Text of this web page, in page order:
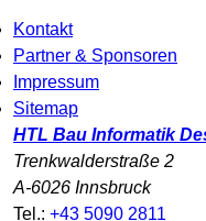
Kontakt
Partner & Sponsoren
Impressum
Sitemap
HTL Bau Informatik
Trenkwalderstraße 2
A-6026 Innsbruck
Tel.: +43 5090 2811